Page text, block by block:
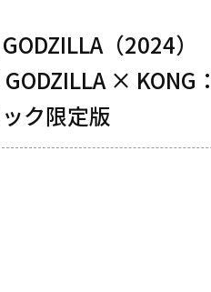
（2024）
GODZILLA × KONG
ク限定版